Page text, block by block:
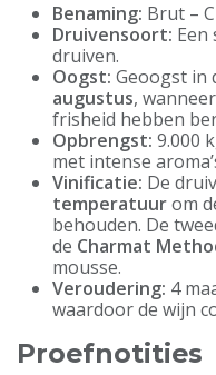
Benaming: Brut –
Druivensoort: Een
druiven.
Oogst: Geoogst in
augustus,
frisheid hebben
Opbrengst: 9.000
met intense
Vinificatie: De
temperatuurom
behouden. De
de Charmat
mousse.
Veroudering: 4
waardoor de wijn
Proefnotities